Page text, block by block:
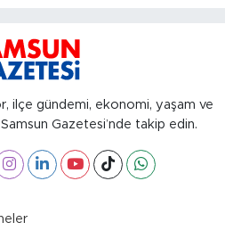
ilçe gündemi, ekonomi, yaşam ve
Gazetesi’nde takip edin.